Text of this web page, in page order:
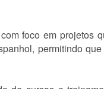
foco em projetos
permitindo